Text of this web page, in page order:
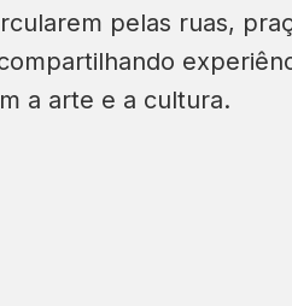
pelas ruas,
a arte e a cultura.